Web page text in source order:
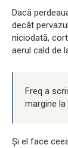
Dacă
decât
niciodată,
aerul cald de
Freq a
margine
Și el face